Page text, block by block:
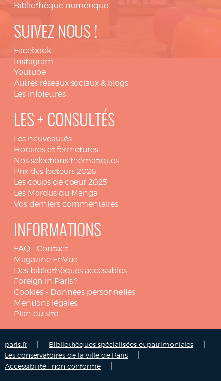
Bibliothèque numérique
SUIVEZ NOUS !
Facebook
Instagram
Youtube
Autres réseaux sociaux & blogs
Les infolettres
LES + CONSULTÉS
Les nouveautés
Horaires et fermetures
Nos sélections thématiques
Prix des lecteurs 2026
Les coups de coeur 2025
Les Mordus du Manga
Vos derniers commentaires
INFORMATIONS
FAQ - Contact
Magazine EnVue
Des bibliothèques accessibles
Foreign in Paris ?
Cookies - Données personnelles
Mentions légales
Plan du site
paris.fr Bibliothèques spécialisées et patrimoniales
Les conservatoires de la ville de Paris
Accessibilité : non conforme